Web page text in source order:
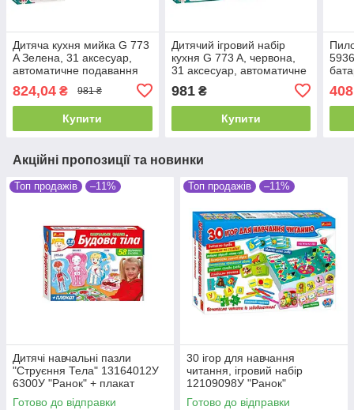
Дитяча кухня мийка G 773
A Зелена, 31 аксесуар,
автоматичне подавання
824,04 ₴ 981 ₴
Купити
Дитячий ігровий набір
кухня G 773 A, червона,
31 аксесуар, автоматичне
батарейках
981₴
Купити
Акційні пропозиції та новинки
Топ продажів –11%
Дитячі навчальні пазли
"Струєння Тела" 13164012У
6300У "Ранок" + плакат
Готово до відправки
Топ продажів –11%
30 ігор для навчання
читання, ігровий набір
12109098У "Ранок"
Готово до відправки